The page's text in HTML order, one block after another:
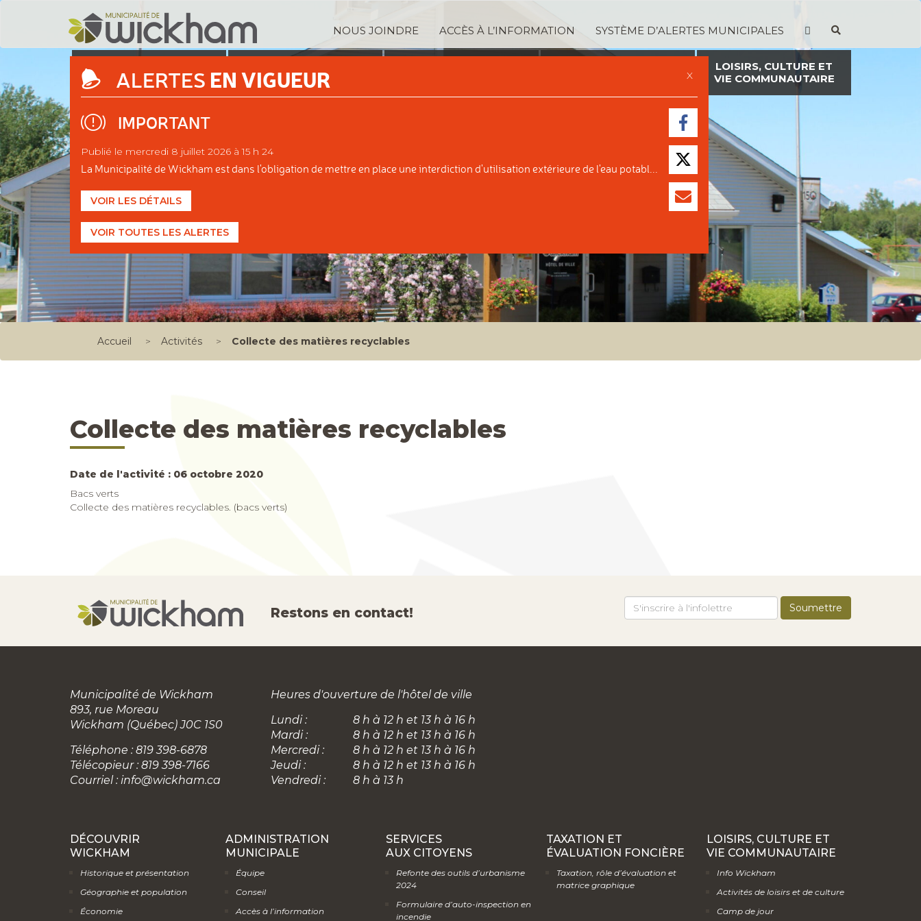
NOUS JOINDRE ACCÈS À L’INFORMATION SYSTÈME D’ALERTES MUNICIPALES
WICKHAM
MUNICIPALE
LOISIRS, CULTURE ET
VIE COMMUNAUTAIRE
X
ALERTES EN VIGUEUR
IMPORTANT
Publié le mercredi 8 juillet 2026 à 15 h 24
La Municipalité de Wickham est dans l'obligation de mettre en place une interdiction d'utilisation extérieure de l'eau potabl...
VOIR LES DÉTAILS
VOIR TOUTES LES ALERTES
Accueil > Activités > Collecte des matières recyclables
Collecte des matières recyclables
Date de l'activité : 06 octobre 2020
Bacs verts
Collecte des matières recyclables. (bacs verts)
Restons en contact!
Municipalité de Wickham
893, rue Moreau
Wickham (Québec) J0C 1S0
Téléphone : 819 398-6878
Télécopieur : 819 398-7166
Courriel : info@wickham.ca
Heures d'ouverture de l'hôtel de ville
Lundi :
8 h à 12 h et 13 h à 16 h
Mardi :
8 h à 12 h et 13 h à 16 h
Mercredi :
8 h à 12 h et 13 h à 16 h
Jeudi :
8 h à 12 h et 13 h à 16 h
Vendredi :
8 h à 13 h
DÉCOUVRIR
WICKHAM
Historique et présentation
Géographie et population
Économie
ADMINISTRATION
MUNICIPALE
Équipe
Conseil
Accès à l’information
SERVICES
AUX CITOYENS
Refonte des outils d’urbanisme
2024
Formulaire d’auto-inspection en
incendie
TAXATION ET
ÉVALUATION FONCIÈRE
Taxation, rôle d’évaluation et
matrice graphique
LOISIRS, CULTURE ET
VIE COMMUNAUTAIRE
Info Wickham
Activités de loisirs et de culture
Camp de jour